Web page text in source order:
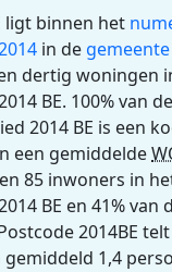
ligt binnen het
in de
dertig woningen
BE. 100% van
2014 BE is een
een gemiddelde
85 inwoners in
BE en 41% van
2014BE
1,4